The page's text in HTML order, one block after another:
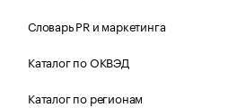
Словарь PR и маркетинга
Каталог по ОКВЭД
Каталог по регионам